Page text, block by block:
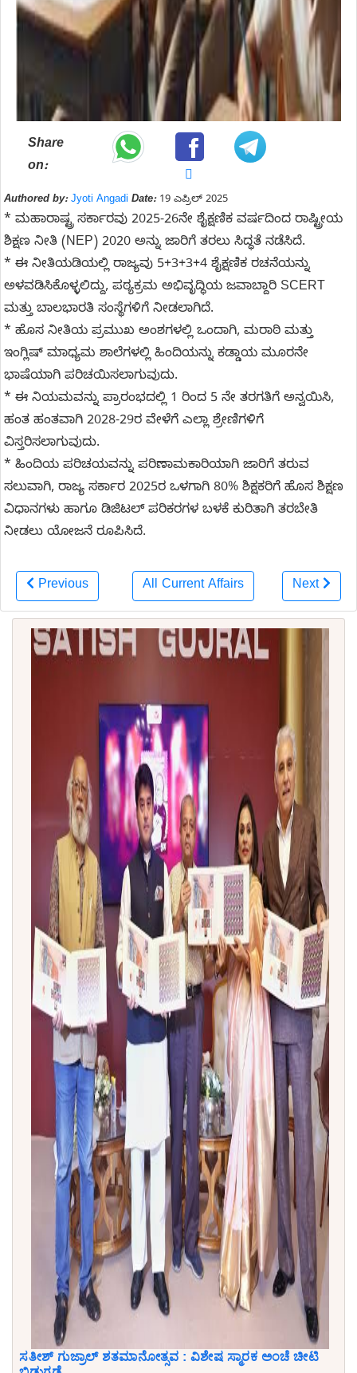
Share
on:
Authored by: Jyoti Angadi Date:19 ಎಪ್ರಿಲ್ 2025
* ಮಹಾರಾಷ್ಟ್ರ ಸರ್ಕಾರವು 2025-26ನೇ ಶೈಕ್ಷಣಿಕ ವರ್ಷದಿಂದ ರಾಷ್ಟ್ರೀಯ
ಶಿಕ್ಷಣ ನೀತಿ (NEP) 2020 ಅನ್ನು ಜಾರಿಗೆ ತರಲು ಸಿದ್ಧತೆ ನಡೆಸಿದೆ.
* ಈ ನೀತಿಯಡಿಯಲ್ಲಿ ರಾಜ್ಯವು 5+3+3+4 ಶೈಕ್ಷಣಿಕ ರಚನೆಯನ್ನು
ಅಳವಡಿಸಿಕೊಳ್ಳಲಿದ್ದು, ಪಠ್ಯಕ್ರಮ ಅಭಿವೃದ್ಧಿಯ ಜವಾಬ್ದಾರಿ SCERT
ಮತ್ತು ಬಾಲಭಾರತಿ ಸಂಸ್ಥೆಗಳಿಗೆ ನೀಡಲಾಗಿದೆ.
* ಹೊಸ ನೀತಿಯ ಪ್ರಮುಖ ಅಂಶಗಳಲ್ಲಿ ಒಂದಾಗಿ, ಮರಾಠಿ ಮತ್ತು
ಇಂಗ್ಲಿಷ್‌ ಮಾಧ್ಯಮ ಶಾಲೆಗಳಲ್ಲಿ ಹಿಂದಿಯನ್ನು ಕಡ್ಡಾಯ ಮೂರನೇ
ಭಾಷೆಯಾಗಿ ಪರಿಚಯಿಸಲಾಗುವುದು.
* ಈ ನಿಯಮವನ್ನು ಪ್ರಾರಂಭದಲ್ಲಿ 1 ರಿಂದ 5 ನೇ ತರಗತಿಗೆ ಅನ್ವಯಿಸಿ,
ಹಂತ ಹಂತವಾಗಿ 2028-29ರ ವೇಳೆಗೆ ಎಲ್ಲಾ ಶ್ರೇಣಿಗಳಿಗೆ
ವಿಸ್ತರಿಸಲಾಗುವುದು.
* ಹಿಂದಿಯ ಪರಿಚಯವನ್ನು ಪರಿಣಾಮಕಾರಿಯಾಗಿ ಜಾರಿಗೆ ತರುವ
ಸಲುವಾಗಿ, ರಾಜ್ಯ ಸರ್ಕಾರ 2025ರ ಒಳಗಾಗಿ 80% ಶಿಕ್ಷಕರಿಗೆ ಹೊಸ ಶಿಕ್ಷಣ
ವಿಧಾನಗಳು ಹಾಗೂ ಡಿಜಿಟಲ್ ಪರಿಕರಗಳ ಬಳಕೆ ಕುರಿತಾಗಿ ತರಬೇತಿ
ನೀಡಲು ಯೋಜನೆ ರೂಪಿಸಿದೆ.
Previous All Current Affairs Next
ಸತೀಶ್ ಗುಜ್ರಾಲ್ ಶತಮಾನೋತ್ಸವ : ವಿಶೇಷ ಸ್ಮಾರಕ ಅಂಚೆ ಚೀಟಿ